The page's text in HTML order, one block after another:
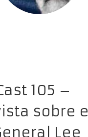
105 –
sobre el
Lee